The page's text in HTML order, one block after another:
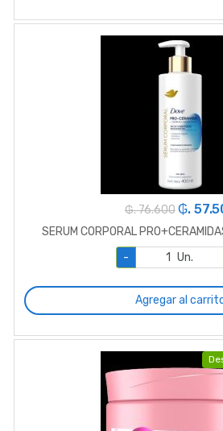
₲. 76.600 ₲.
SERUM CORPORAL
-
Un.
Agregar al